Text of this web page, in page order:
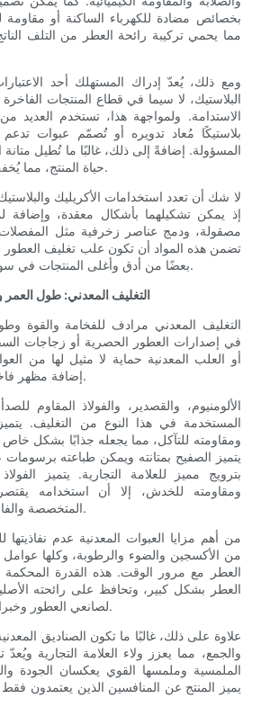
بخصائص مضادة للكهرباء الساكنة أو مقاومة
مما يحمي تركيبة رائحة العطر من التلف
ومع ذلك، يُعدّ إدراك المستهلك أحد
البلاستيك، لا سيما في قطاع المنتجات
الاستدامة. ولمواجهة هذا، تستخدم العديد من
بلاستيكًا مُعاد تدويره أو تُصمّم عبوات تدعم
المسؤولة. إضافةً إلى ذلك، غالبًا ما تُطيل متانة
حياة المنتج، مما يُخفف بعض المخاوف البيئية.
لا شك أن تعدد استخدامات الأكريليك
إذ يمكن تشكيلهما بأشكال معقدة، وإضافة
مصقولة، ودمج عناصر زخرفية مثل المفصلات
تضمن هذه المواد أن تكون علب تغليف العطور
بعضًا من أدق وأغلى المنتجات في سوق مستحضرات التجميل.
التغليف المعدني: طول
التغليف المعدني مرادف للفخامة والقوة
في إصدارات العطور الحصرية أو زجاجات
أو العلب المعدنية حماية لا مثيل لها من
إضافة مظهر فاخر يعكس الثبات والرقي.
الألومنيوم، والقصدير، والفولاذ المقاوم
المستخدمة في هذا النوع من التغليف.
ومقاومته للتآكل، مما يجعله جذابًا بشكل
يتميز الصفيح بمتانته ويمكن طباعته برسومات
بترويج مميز للعلامة التجارية. يتميز
ومقاومته للخدش، إلا أن استخدامه
المتخصصة والفاخرة نظرًا لارتفاع تكلفته.
من أهم مزايا العبوات المعدنية عدم
من الأكسجين والضوء والرطوبة، وكلها
العطر مع مرور الوقت. هذه القدرة المحكمة
العطر بشكل كبير، وتحافظ على رائحته
لصانعي العطور وخبراء العطور على حد سواء.
علاوة على ذلك، غالبًا ما تكون الصناديق
والجمع، مما يعزز ولاء العلامة التجارية ويُعدّ
الملمسية وملمسها القوي يعكسان الجودة
يميز المنتج عن المنافسين الذين يعتمدون